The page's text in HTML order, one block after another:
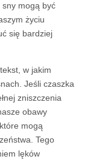
sny mogą być
życiu
się bardziej
w jakim
Jeśli czaszka
zniszczenia
obawy
mogą
Tego
lęków